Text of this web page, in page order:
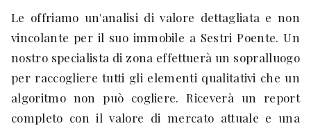
Le offriamo un'analisi di valore dettagliata e non
vincolante per il suo immobile a Sestri Poente. Un
nostro specialista di zona effettuerà un sopralluogo
per raccogliere tutti gli elementi qualitativi che un
algoritmo non può cogliere. Riceverà un report
completo con il valore di mercato attuale e una